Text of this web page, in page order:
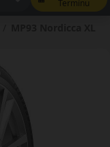
Termínu